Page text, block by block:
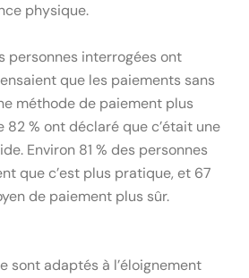
physique.
personnes interrogées ont
que les paiements sans
méthode de paiement plus
82 % ont déclaré que c’était une
Environ 81 % des personnes
que c’est plus pratique, et 67
de paiement plus sûr.
sont adaptés à l’éloignement